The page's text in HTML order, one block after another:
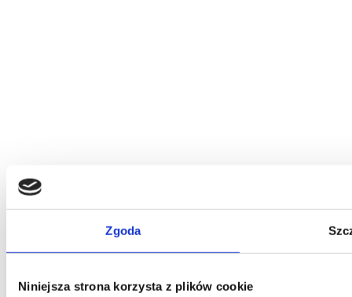
Zgoda
Niniejsza strona korzysta z plików cookie